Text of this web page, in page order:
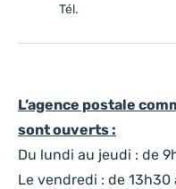
L’agence postale
sont ouverts :
Du lundi au jeudi : de
Le vendredi : de 13h30
Tél.